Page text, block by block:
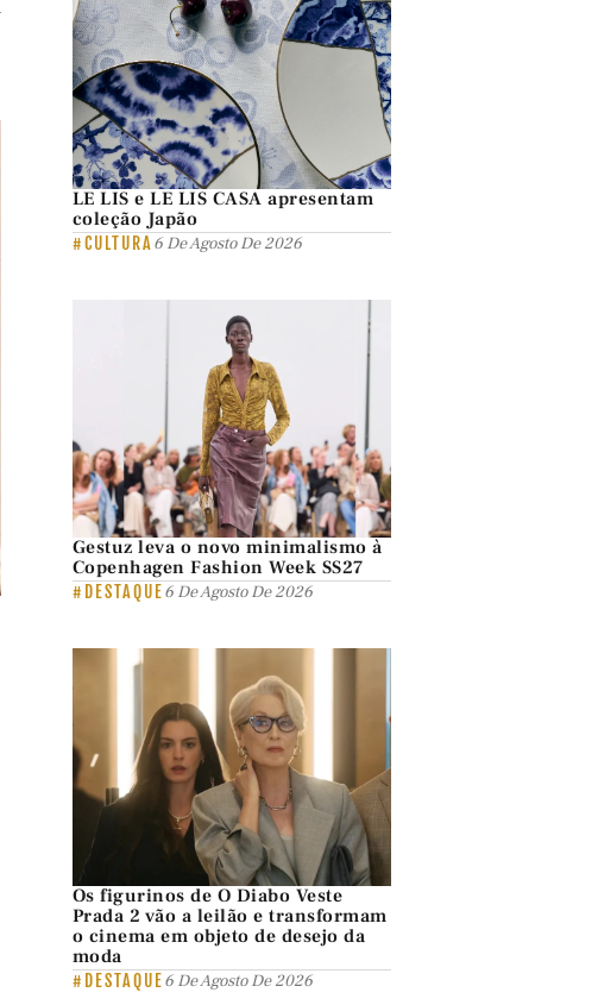
LE LIS e LE LIS CASA apresentam
coleção Japão
#CULTURA6 De Agosto De 2026
Gestuz leva o novo minimalismo à
Copenhagen Fashion Week SS27
#DESTAQUE6 De Agosto De 2026
Os figurinos de O Diabo Veste
Prada 2 vão a leilão e transformam
o cinema em objeto de desejo da
moda
#DESTAQUE6 De Agosto De 2026